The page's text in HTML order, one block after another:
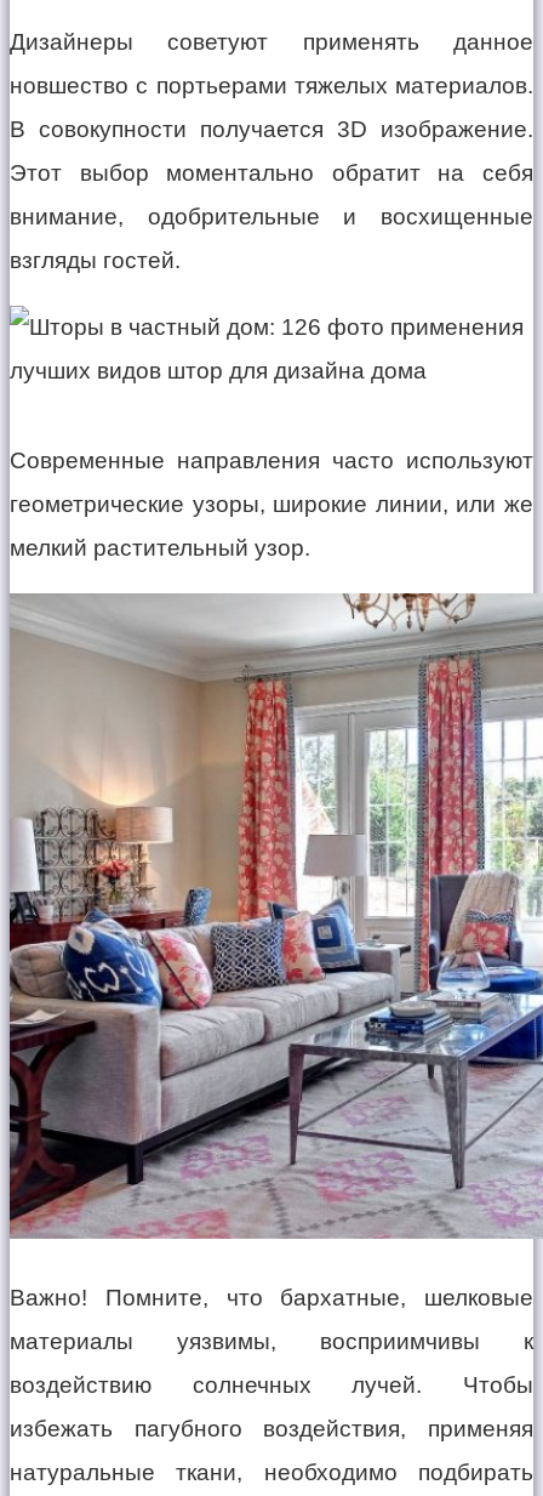
Дизайнеры советуют применять данное
новшество с портьерами тяжелых материалов.
В совокупности получается 3D изображение.
Этот выбор моментально обратит на себя
внимание, одобрительные и восхищенные
взгляды гостей.
Современные направления часто используют
геометрические узоры, широкие линии, или же
мелкий растительный узор.
Важно! Помните, что бархатные, шелковые
материалы уязвимы, восприимчивы к
воздействию солнечных лучей. Чтобы
избежать пагубного воздействия, применяя
натуральные ткани, необходимо подбирать